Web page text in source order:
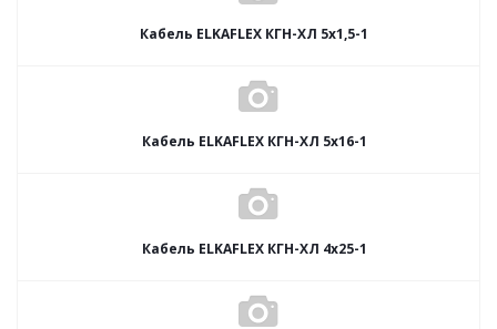
Кабель ELKAFLEX КГН-ХЛ 5x1,5-1
Кабель ELKAFLEX КГН-ХЛ 5x16-1
Кабель ELKAFLEX КГН-ХЛ 4x25-1